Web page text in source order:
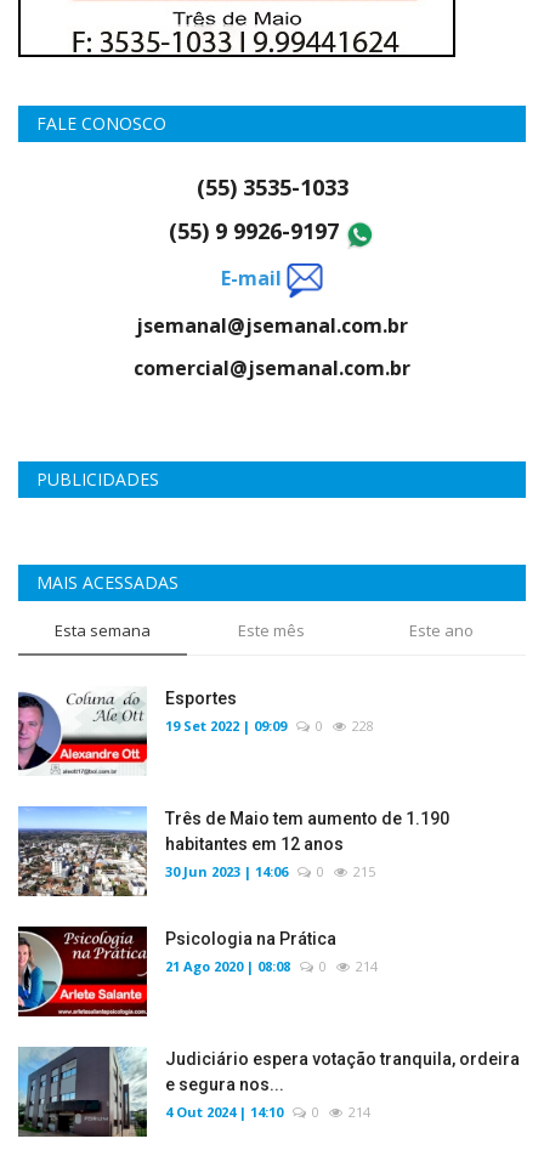
FALE CONOSCO
(55) 3535-1033
(55) 9 9926-9197
E-mail
jsemanal@jsemanal.com.br
comercial@jsemanal.com.br
PUBLICIDADES
MAIS ACESSADAS
Esta semana Este mês Este ano
Esportes
19 Set 2022 | 09:09 0 228
Três de Maio tem aumento de 1.190
habitantes em 12 anos
30 Jun 2023 | 14:06 0 215
Psicologia na Prática
21 Ago 2020 | 08:08 0 214
Judiciário espera votação tranquila, ordeira
e segura nos...
4 Out 2024 | 14:10 0 214